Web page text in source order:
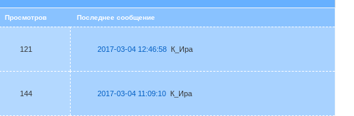
Просмотров Последнее сообщение
121 2017-03-04 12:46:58 К_Ира
144 2017-03-04 11:09:10 К_Ира